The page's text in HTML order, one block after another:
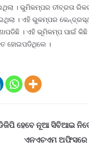
। ଭୁମିକମ୍ପର ତୀବ୍ରତା
। ଏହି ଭୁକମ୍ପର
। ଏହି ଭୂମିକମ୍ପ ପାଇଁ
ହୋଇପଡିଥିଲେ ।
ହେବେ ନୂଆ ସିବିଆଇ
ଏନଏଚଏମ ଅଫିସରେ